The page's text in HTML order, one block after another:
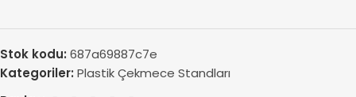
Stok kodu: 687a69887c7e
Kategoriler: Plastik Çekmece Standları